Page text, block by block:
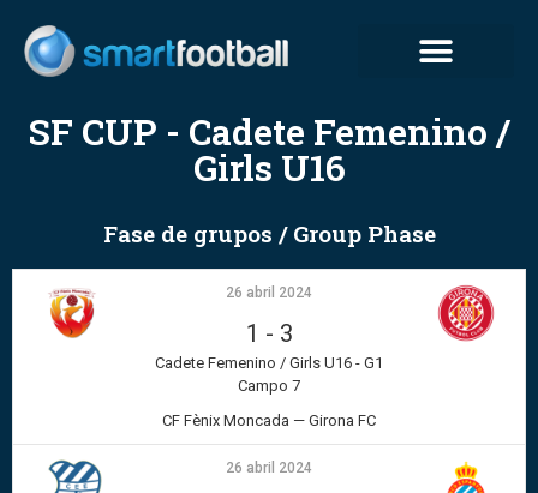
SF CUP - Cadete Femenino /
Girls U16
Fase de grupos / Group Phase
26 abril 2024
1 - 3
Cadete Femenino / Girls U16 - G1
Campo 7
CF Fènix Moncada — Girona FC
26 abril 2024